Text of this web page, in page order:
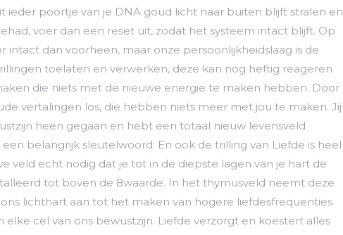
ieder poortje van je DNA goud licht naar buiten blijft stralen en
voer dan een reset uit, zodat het systeem intact blijft. Op
intact dan voorheen, maar onze persoonlijkheidslaag is de
toelaten en verwerken, deze kan nog heftig reageren
die niets met de nieuwe energie te maken hebben. Door
vertalingen los, die hebben niets meer met jou te maken. Jij
heen gegaan en hebt een totaal nieuw levensveld
belangrijk sleutelwoord. En ook de trilling van Liefde is heel
veld echt nodig dat je tot in de diepste lagen van je hart de
tot boven de 8waarde. In het thymusveld neemt deze
lichthart aan tot het maken van hogere liefdesfrequenties
cel van ons bewustzijn. Liefde verzorgt en koestert alles